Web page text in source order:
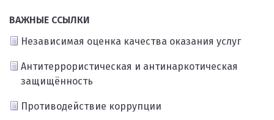
ВАЖНЫЕ ССЫЛКИ
Независимая оценка качества оказания услуг
Антитеррористическая и антинаркотическая
защищённость
Противодействие коррупции